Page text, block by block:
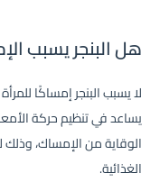
هل البنجر يسبب
لا يسبب البنجر إمساكًا
يساعدفي تنظيم حركة
الوقاية من الإمساك، وذلك
الغذائية.